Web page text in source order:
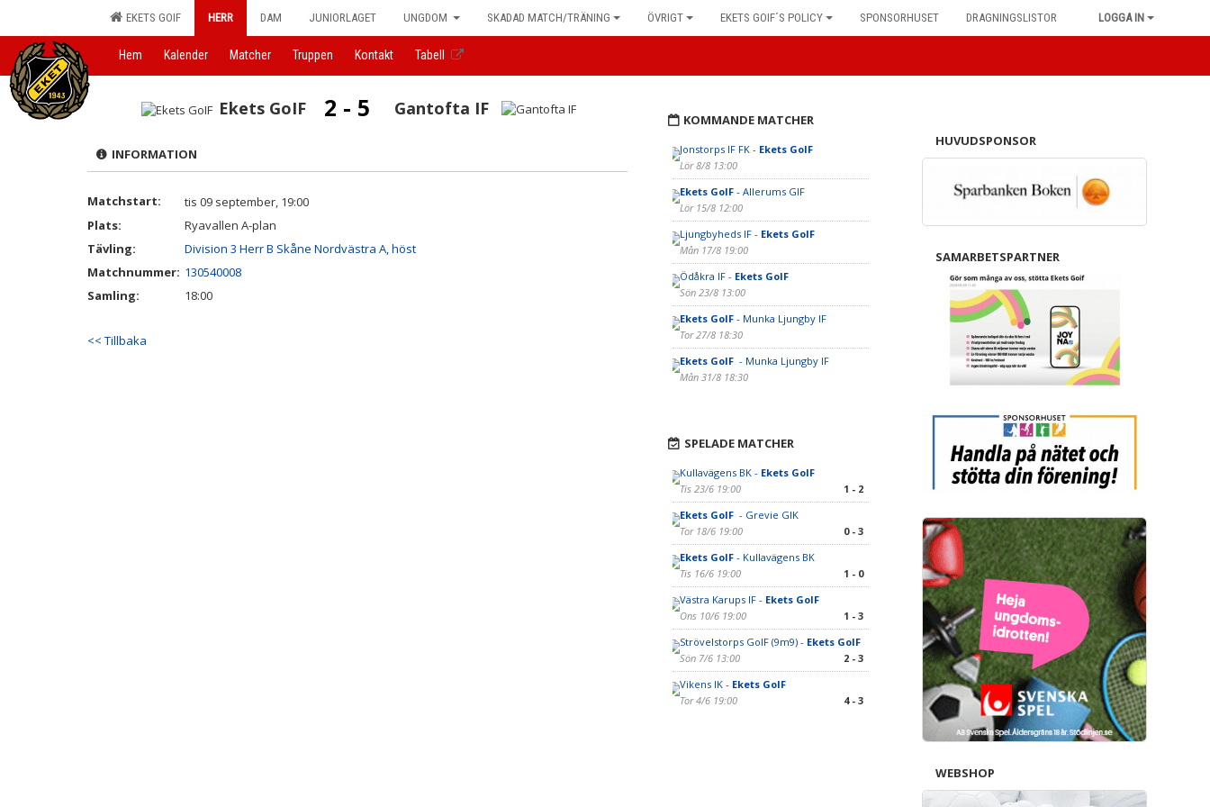
EKETS GOIF HERR DAM JUNIORLAGET UNGDOM SKADAD MATCH/TRÄNING ÖVRIGT EKETS GOIF´S POLICY SPONSORHUSET DRAGNINGSLISTOR LOGGA IN
Hem Kalender Matcher Truppen Kontakt Tabell
Ekets GoIF 2 - 5 Gantofta IF
INFORMATION
Matchstart:
tis 09 september, 19:00
Plats:
Ryavallen A-plan
Tävling:
Division 3 Herr B Skåne Nordvästra A, höst
Matchnummer: 130540008
Samling:
18:00
<< Tillbaka
KOMMANDE MATCHER
Jonstorps IF FK - Ekets GoIF
Lör 8/8 13:00
Ekets GoIF- Allerums GIF
Lör 15/8 12:00
Ljungbyheds IF - Ekets GoIF
Mån 17/8 19:00
Ödåkra IF - Ekets GoIF
Sön 23/8 13:00
Ekets GoIF- Munka Ljungby IF
Tor 27/8 18:30
Ekets GoIF - Munka Ljungby IF
Mån 31/8 18:30
SPELADE MATCHER
Kullavägens BK - Ekets GoIF
Tis 23/6 19:00
1 - 2
Ekets GoIF - Grevie GIK
Tor 18/6 19:00
0 - 3
Ekets GoIF- Kullavägens BK
Tis 16/6 19:00
1 - 0
Västra Karups IF - Ekets GoIF
Ons 10/6 19:00
1 - 3
Strövelstorps GoIF (9m9) - Ekets GoIF
Sön 7/6 13:00
2 - 3
Vikens IK - Ekets GoIF
Tor 4/6 19:00
4 - 3
HUVUDSPONSOR
SAMARBETSPARTNER
WEBSHOP